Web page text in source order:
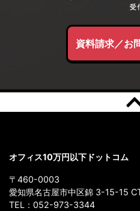
資料請求／お
オフィス10万円以下ドットコム
〒460-0003
愛知県名古屋市中区錦 3-15-15
TEL： 052-973-3344